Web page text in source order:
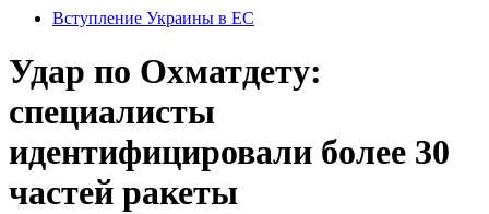
Вступление Украины в ЕС
Удар по Охматдету:
специалисты
идентифицировали более 30
частей ракеты